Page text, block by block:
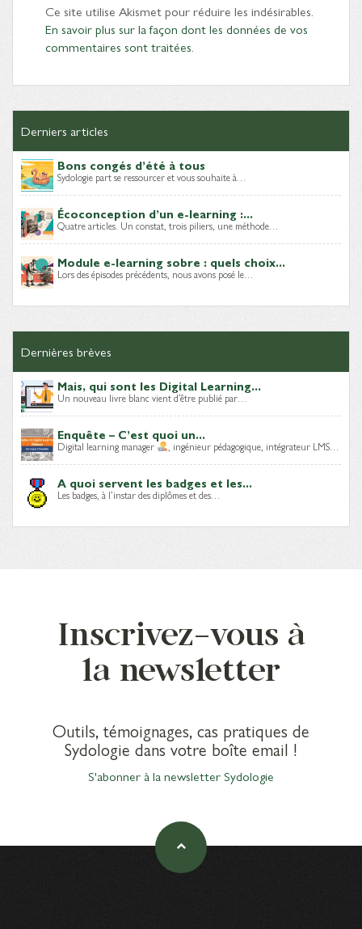
Ce site utilise Akismet pour réduire les indésirables.
En savoir plus sur la façon dont les données de vos
commentaires sont traitées.
Derniers articles
Bons congés d’été à tous
Sydologie part se ressourcer et vous souhaite à…
Écoconception d’un e-learning :...
Quatre articles. Un constat, trois piliers, une méthode…
Module e-learning sobre : quels choix...
Lors des épisodes précédents, nous avons posé le…
Dernières brèves
Mais, qui sont les Digital Learning...
Un nouveau livre blanc vient d’être publié par…
Enquête – C’est quoi un...
Digital learning manager , ingénieur pédagogique, intégrateur LMS…
A quoi servent les badges et les...
Les badges, à l’instar des diplômes et des…
Inscrivez-vous à
la newsletter
Outils, témoignages, cas pratiques de
Sydologie dans votre boîte email !
S'abonner à la newsletter Sydologie